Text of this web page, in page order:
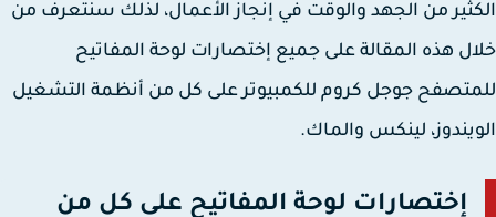
من الجهد والوقت في إنجاز الأعمال، لذلك سنتعرف من
هذه المقالة على جميع إختصارات لوحة المفاتيح
جوجل كروم للكمبيوتر على كل من أنظمة التشغيل
لينكس والماك.
إختصارات لوحة المفاتيح على كل من